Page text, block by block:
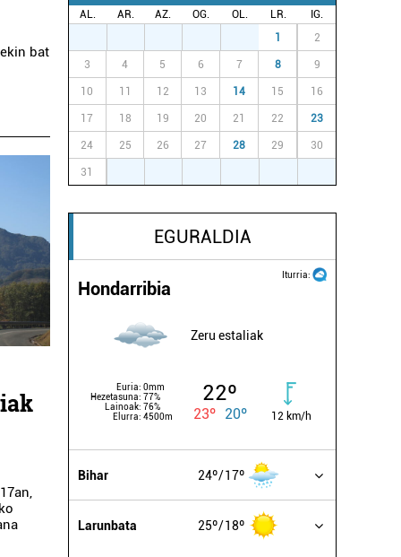
bat
AL. AR. AZ. OG. OL. LR.
IG.
1 2
3 4 5 6 7 8 9
10 11 12 13 14 15 16
17 18 19 20 21 22 23
24 25 26 27 28 29 30
31
EGURALDIA
Iturria:
Hondarribia
Zeru estaliak
Euria: 0mm
Hezetasuna: 77%
Lainoak: 76%
Elurra: 4500m
22º
23º 20º 12 km/h
Bihar 24º 17º
Larunbata 25º 18º